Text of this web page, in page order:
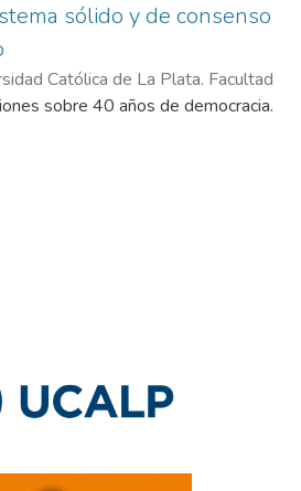
sólido y de consenso
Católica de La Plata. Facultad
y Ciencias Políticas,2023-12-
sobre 40 años de democracia.